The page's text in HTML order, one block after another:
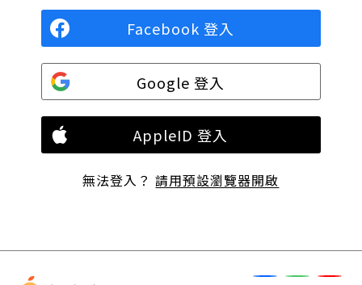
Facebook 登入
Google 登入
AppleID 登入
無法登入？請用預設瀏覽器開啟